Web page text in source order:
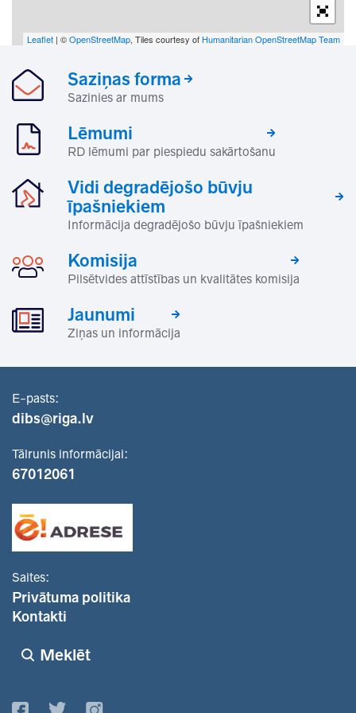
Leaflet | ©OpenStreetMap, Tiles courtesy of Humanitarian OpenStreetMap Team
Saziņas forma
Sazinies ar mums
Lēmumi
RD lēmumi par piespiedu sakārtošanu
Vidi degradējošo būvju
īpašniekiem
Informācija degradējošo būvju īpašniekiem
Komisija
Pilsētvides attīstības un kvalitātes komisija
Jaunumi
Ziņas un informācija
E-pasts:
dibs@riga.lv
Tālrunis informācijai:
67012061
Saites:
Privātuma politika
Kontakti
Meklēt